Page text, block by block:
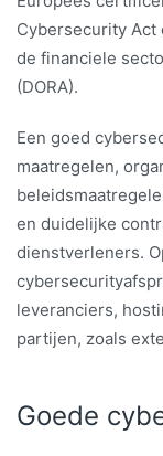
Cybersecurity
de financiele
(DORA).
Een goed
maatregelen,
en duidelijke
dienstverleners.
leveranciers,
partijen, zoals
Goede